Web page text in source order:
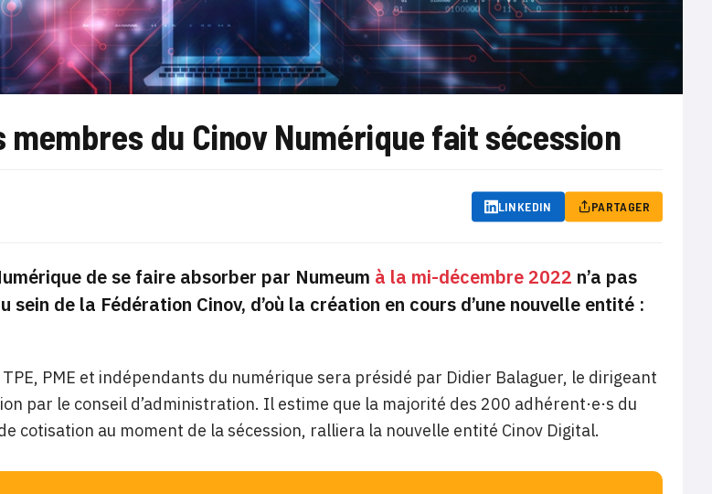
membres du Cinov Numérique fait sécession
LINKEDIN PARTAGER
de se faire absorber par Numeum à la mi-décembre 2022 n’a pas
sein de la Fédération Cinov, d’où la création en cours d’une nouvelle entité :
PME et indépendants du numérique sera présidé par Didier Balaguer, le dirigeant
par le conseil d’administration. Il estime que la majorité des 200 adhérent·e·s du
cotisation au moment de la sécession, ralliera la nouvelle entité Cinov Digital.